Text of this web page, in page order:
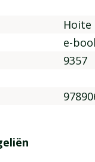
Hoite
e-
9357